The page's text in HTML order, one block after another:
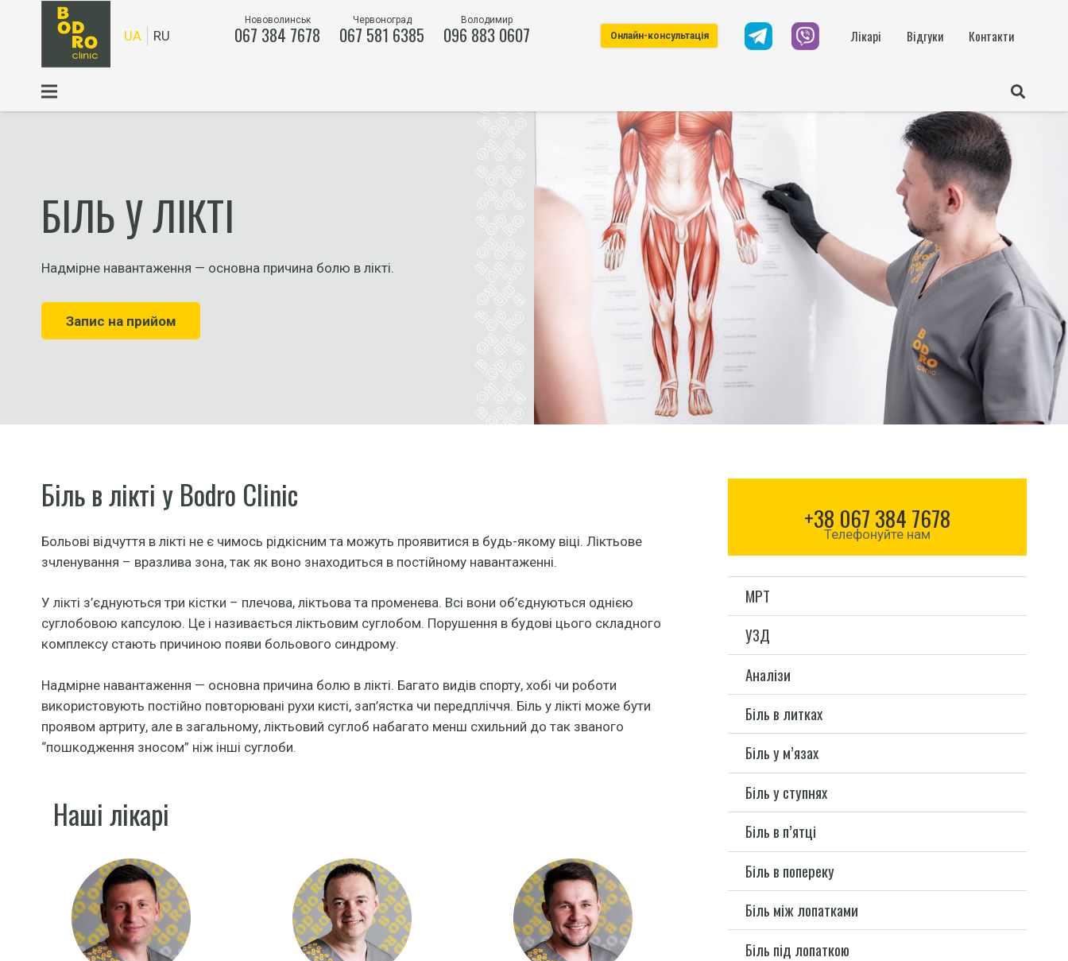
UA RU
Нововолинськ
067 384 7678
Червоноград
067 581 6385
Володимир
096 883 0607 Онлайн-консультація Лікарі Відгуки Контакти
БІЛЬ У ЛІКТІ
Надмірне навантаження — основна причина болю в лікті.
Запис на прийом
Біль в лікті у Bodro Clinic
Больові відчуття в лікті не є чимось рідкісним та можуть проявитися в будь-якому віці. Ліктьове
зчленування – вразлива зона, так як воно знаходиться в постійному навантаженні.
У лікті з’єднуються три кістки – плечова, ліктьова та променева. Всі вони об’єднуються однією
суглобовою капсулою. Це і називається ліктьовим суглобом. Порушення в будові цього складного
комплексу стають причиною появи больового синдрому.
Надмірне навантаження — основна причина болю в лікті. Багато видів спорту, хобі чи роботи
використовують постійно повторювані рухи кисті, зап’ястка чи передпліччя. Біль у лікті може бути
проявом артриту, але в загальному, ліктьовий суглоб набагато менш схильний до так званого
“пошкодження зносом” ніж інші суглоби.
Наші лікарі
+38 067 384 7678
Телефонуйте нам
МРТ
УЗД
Аналізи
Біль в литках
Біль у м’язах
Біль у ступнях
Біль в п’ятці
Біль в попереку
Біль між лопатками
Біль під лопаткою